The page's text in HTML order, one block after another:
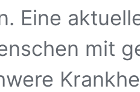
Eine
mit